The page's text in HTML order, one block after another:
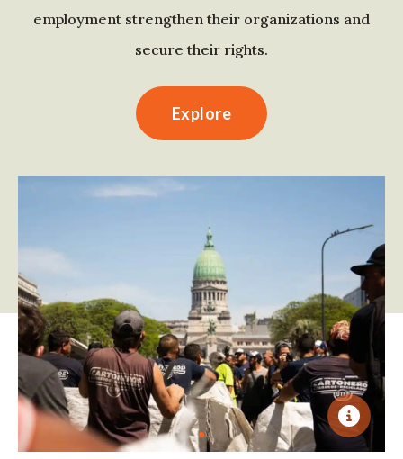
employment strengthen their organizations and
secure their rights.
Explore